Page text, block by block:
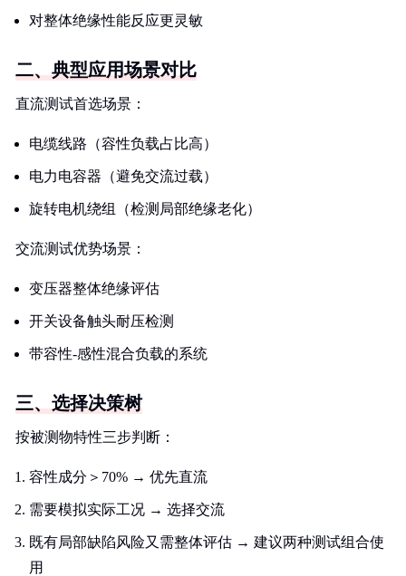
对整体绝缘性能反应更灵敏
二、典型应用场景对比
直流测试首选场景：
电缆线路（容性负载占比高）
电力电容器（避免交流过载）
旋转电机绕组（检测局部绝缘老化）
交流测试优势场景：
变压器整体绝缘评估
开关设备触头耐压检测
带容性-感性混合负载的系统
三、选择决策树
按被测物特性三步判断：
容性成分＞70% → 优先直流
需要模拟实际工况 → 选择交流
既有局部缺陷风险又需整体评估 → 建议两种测试组合使
用